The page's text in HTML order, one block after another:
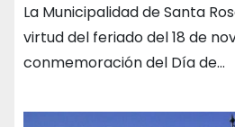
La Municipalidad de Santa
virtud del feriado del 18 de
conmemoración del Día de…